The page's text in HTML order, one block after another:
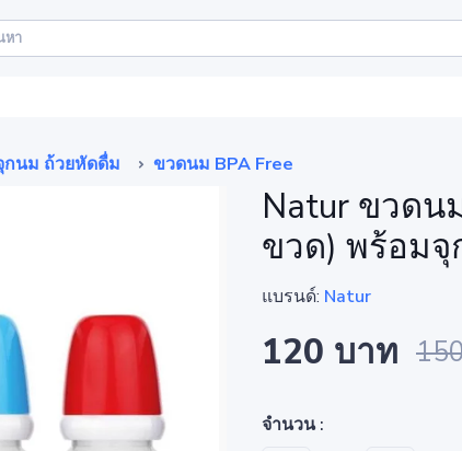
นม ถ้วยหัดดื่ม ขวดนม BPA Free
Natur ขวดน
ขวด) พร้อม
แบรนด์: Natur
120 บาท
จำนวน :